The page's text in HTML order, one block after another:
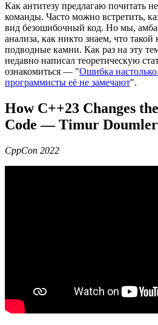
Как антитезу предлагаю почитать
команды. Часто можно встретить,
вид безошибочный код. Но мы,
анализа, как никто знаем, что
подводные камни. Как раз на эту
недавно написал теоретическую
ознакомиться — "Ошибка настолько
программисты её не замечают".
How C++23 Changes
Code — Timur Doumler
CppCon 2022